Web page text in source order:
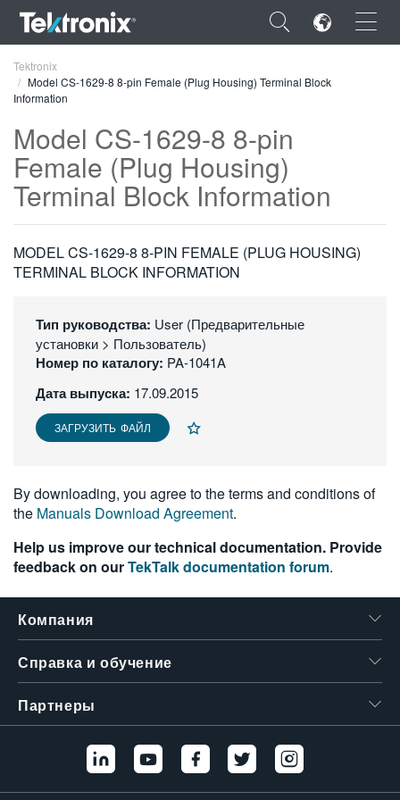
×
ENGLISH
FRANÇAIS
DEUTSCH
VIỆT NAM
日本語
繁體中文
Tektronix
Model CS-1629-8 8-pin Female (Plug Housing) Terminal Block
Information
Model CS-1629-8 8-pin
Female (Plug Housing)
Terminal Block Information
MODEL CS-1629-8 8-PIN FEMALE (PLUG HOUSING)
TERMINAL BLOCK INFORMATION
Тип руководства: User (Предварительные
установки > Пользователь)
Номер по каталогу: PA-1041A
Дата выпуска: 17.09.2015
ЗАГРУЗИТЬ ФАЙЛ
By downloading, you agree to the terms and conditions of
the Manuals Download Agreement.
Help us improve our technical documentation. Provide
feedback on ourTekTalk documentation forum.
Компания
Справка и обучение
Партнеры